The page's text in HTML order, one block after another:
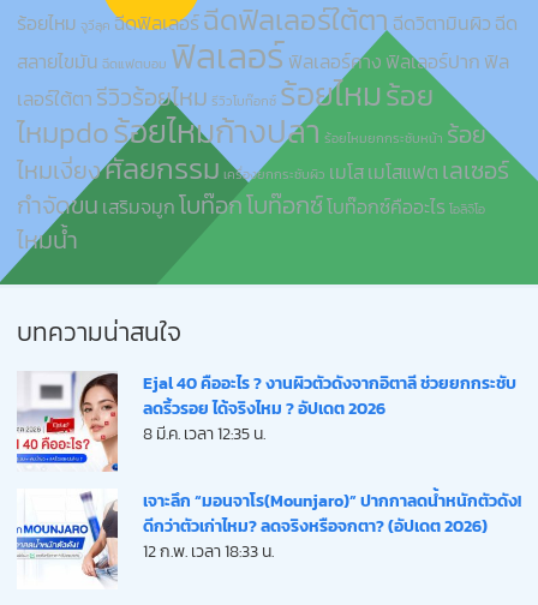
ร้อยไหม จูวีลุค ฉีดฟิลเลอร์ฉีดฟิลเลอร์ใต้ตาฉีดวิตามินผิว ฉีด
สลายไขมัน ฉีดแฟตบอม ฟิลเลอร์ฟิลเลอร์คาง ฟิลเลอร์ปาก ฟิล
เลอร์ใต้ตารีวิวร้อยไหม รีวิวโบท๊อกซ์ ร้อยไหมร้อย
ไหมpdoร้อยไหมก้างปลา ร้อยไหมยกกระชับหน้า ร้อย
ไหมเงี่ยงศัลยกรรม เครื่องยกกระชับผิว เมโสเมโสแฟต เลเซอร์
กำจัดขน เสริมจมูกโบท๊อกโบท๊อกซ์โบท๊อกซ์คืออะไร โอลิจิโอ
ไหมน้ำ
บทความน่าสนใจ
Ejal 40 คืออะไร ? งานผิวตัวดังจากอิตาลี ช่วยยกกระชับ
ลดริ้วรอย ได้จริงไหม ? อัปเดต 2026
8 มี.ค. เวลา 12:35 น.
เจาะลึก “มอนจาโร(Mounjaro)” ปากกาลดน้ำหนักตัวดัง!
ดีกว่าตัวเก่าไหม? ลดจริงหรือจกตา? (อัปเดต 2026)
12 ก.พ. เวลา 18:33 น.